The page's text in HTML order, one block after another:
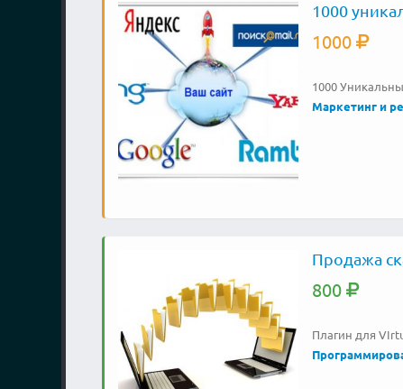
1000
1000
1000
Маркетинг и
Продажа
800
Плагин для